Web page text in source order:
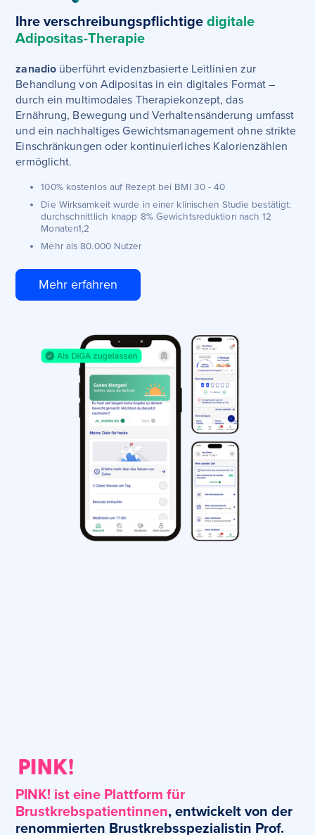
Ihre verschreibungspflichtigedigitale
Adipositas-Therapie
zanadio überführt evidenzbasierte Leitlinien zur
Behandlung von Adipositas in ein digitales Format –
durch ein multimodales Therapiekonzept, das
Ernährung, Bewegung und Verhaltensänderung umfasst
und ein nachhaltiges Gewichtsmanagement ohne strikte
Einschränkungen oder kontinuierliches Kalorienzählen
ermöglicht.
100% kostenlos auf Rezept bei BMI 30 - 40
Die Wirksamkeit wurde in einer klinischen Studie bestätigt:
durchschnittlich knapp 8% Gewichtsreduktion nach 12
Monaten1,2
Mehr als 80.000 Nutzer
Mehr erfahren
PINK! ist eine Plattform für
Brustkrebspatientinnen, entwickelt von der
renommierten Brustkrebsspezialistin Prof.